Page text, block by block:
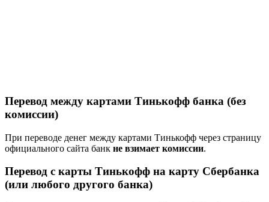
Перевод между картами Тинькофф банка (без
комиссии)
При переводе денег между картами Тинькофф через страницу
официального сайта банк не взимает комиссии.
Перевод с карты Тинькофф на карту Сбербанка
(или любого другого банка)